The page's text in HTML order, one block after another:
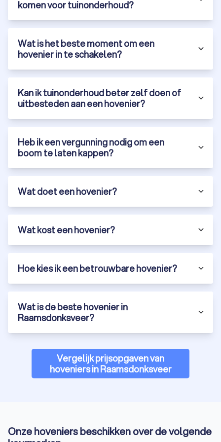
tuinontwerp, tuinaanleg of onderhoud.
Laat je tuinproject uitvoeren door een ervaren hovenier in
onderhoudsvriendelijke tuin. Vraag vandaag nog gratis
offertes aan via Trustoo en ontdek de mogelijkheden in
komen voor tuinonderhoud?
Wat is het beste moment om een
hovenier in te schakelen?
Kan ik tuinonderhoud beter zelf doen of
uitbesteden aan een hovenier?
Heb ik een vergunning nodig om een
boom te laten kappen?
Wat doet een hovenier?
Wat kost een hovenier?
Hoe kies ik een betrouwbare hovenier?
Wat is de beste hovenier in
Raamsdonksveer?
Vergelijk prijsopgaven van
hoveniers in Raamsdonksveer
Onze hoveniers beschikken over de volgende